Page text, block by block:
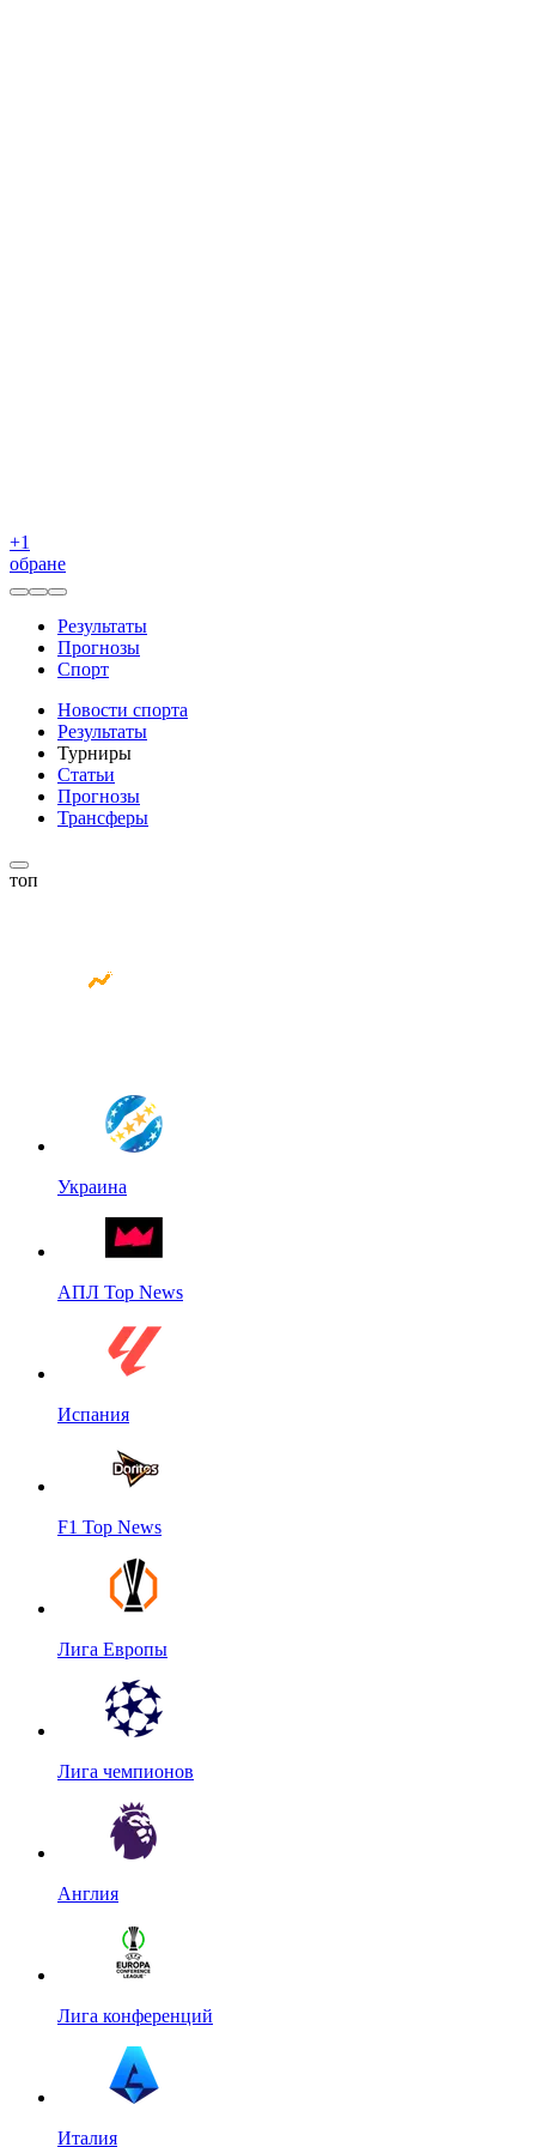
+1
обране
Результаты
Прогнозы
Спорт
Новости спорта
Результаты
Турниры
Статьи
Прогнозы
Трансферы
топ
Украина
АПЛ Top News
Испания
F1 Top News
Лига Европы
Лига чемпионов
Англия
Лига конференций
Италия